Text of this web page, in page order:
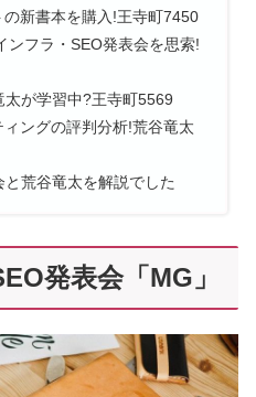
新書本を購入!王寺町7450
ンフラ・SEO発表会を思索!
が学習中?王寺町5569
ングの評判分析!荒谷竜太
荒谷竜太を解説でした
発表会「MG」